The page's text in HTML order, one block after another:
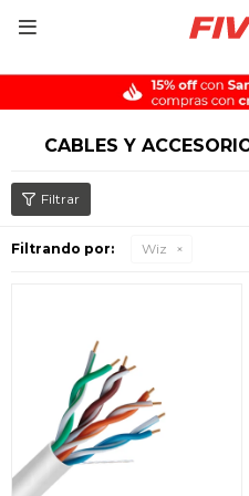

CABLES Y
Filtrando por: Wiz